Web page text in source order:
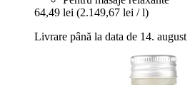
64,49 lei (2.149,67 lei / l)
Livrare până la data de 14. august